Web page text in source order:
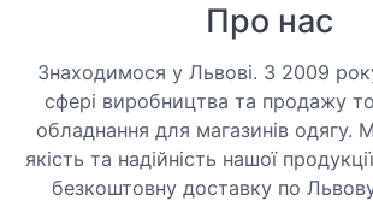
Про нас
Знаходимося у Львові. З 2009
сфері виробництва та продажу
обладнання для магазинів одягу.
якість та надійність нашої
безкоштовну доставку по